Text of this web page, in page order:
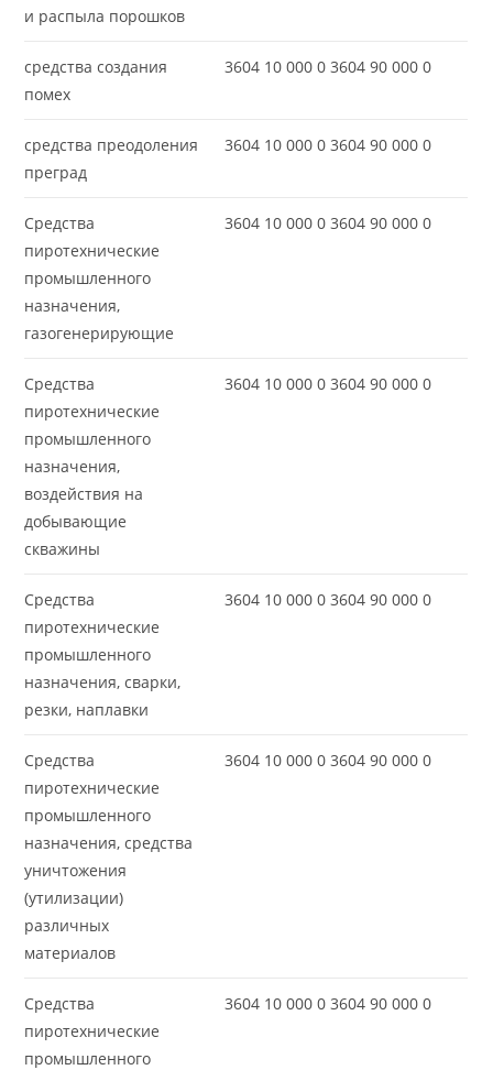
и распыла порошков
средства создания
помех
3604 10 000 0 3604 90 000 0
средства преодоления
преград
3604 10 000 0 3604 90 000 0
Средства
пиротехнические
промышленного
назначения,
газогенерирующие
3604 10 000 0 3604 90 000 0
Средства
пиротехнические
промышленного
назначения,
воздействия на
добывающие
скважины
3604 10 000 0 3604 90 000 0
Средства
пиротехнические
промышленного
назначения, сварки,
резки, наплавки
3604 10 000 0 3604 90 000 0
Средства
пиротехнические
промышленного
назначения, средства
уничтожения
(утилизации)
различных
материалов
3604 10 000 0 3604 90 000 0
Средства
пиротехнические
промышленного
3604 10 000 0 3604 90 000 0